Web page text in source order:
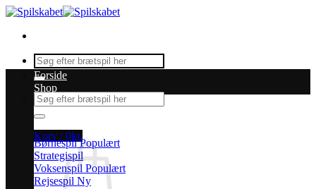
Fortsæt
indhold
Søg
efter:
Søg
efter:
Kurv /0kr.
Forside
Shop
Børnespil
Strategispil
Voksenspil
Rejsespil